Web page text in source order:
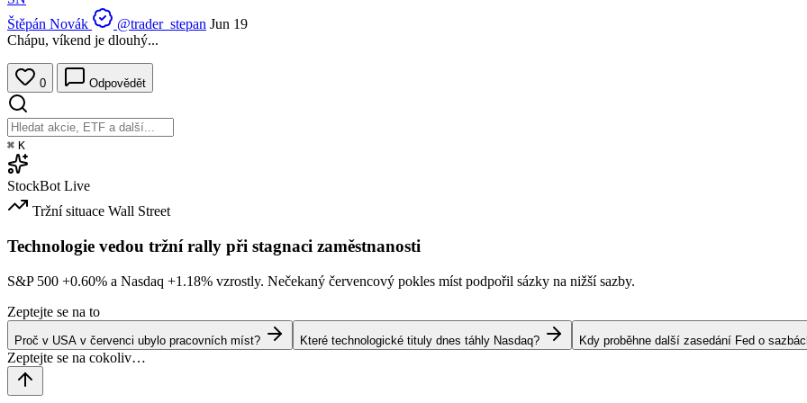
Štěpán Novák
@trader_stepan Jun 19
Chápu, víkend je dlouhý...
0 Odpovědět
⌘ K
StockBot Live
Tržní situace Wall Street
Technologie vedou tržní rally při stagnaci zaměstnanosti
S&P 500 +0.60% a Nasdaq +1.18% vzrostly. Nečekaný červencový pokles míst podpořil sázky na nižší sazby.
Zeptejte se na to
Proč v USA v červenci ubylo pracovních míst? Které technologické tituly dnes táhly Nasdaq? Kdy proběhne další zasedání Fed o